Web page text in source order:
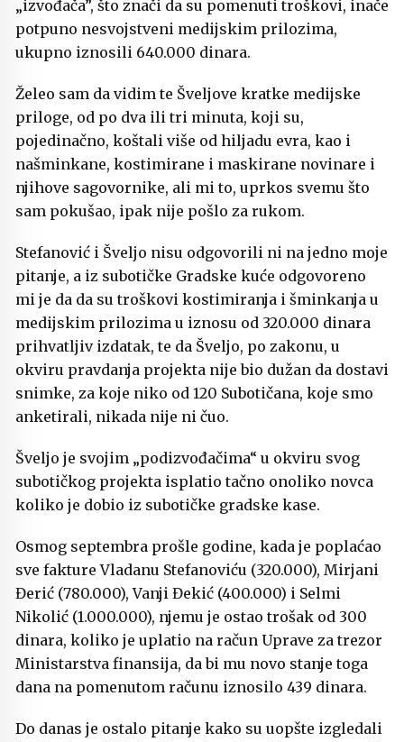
„izvođača”, što znači da su pomenuti troškovi, inače
potpuno nesvojstveni medijskim prilozima,
ukupno iznosili 640.000 dinara.
Želeo sam da vidim te Šveljove kratke medijske
priloge, od po dva ili tri minuta, koji su,
pojedinačno, koštali više od hiljadu evra, kao i
našminkane, kostimirane i maskirane novinare i
njihove sagovornike, ali mi to, uprkos svemu što
sam pokušao, ipak nije pošlo za rukom.
Stefanović i Šveljo nisu odgovorili ni na jedno moje
pitanje, a iz subotičke Gradske kuće odgovoreno
mi je da da su troškovi kostimiranja i šminkanja u
medijskim prilozima u iznosu od 320.000 dinara
prihvatljiv izdatak, te da Šveljo, po zakonu, u
okviru pravdanja projekta nije bio dužan da dostavi
snimke, za koje niko od 120 Subotičana, koje smo
anketirali, nikada nije ni čuo.
Šveljo je svojim „podizvođačima“ u okviru svog
subotičkog projekta isplatio tačno onoliko novca
koliko je dobio iz subotičke gradske kase.
Osmog septembra prošle godine, kada je poplaćao
sve fakture Vladanu Stefanoviću (320.000), Mirjani
Đerić (780.000), Vanji Đekić (400.000) i Selmi
Nikolić (1.000.000), njemu je ostao trošak od 300
dinara, koliko je uplatio na račun Uprave za trezor
Ministarstva finansija, da bi mu novo stanje toga
dana na pomenutom računu iznosilo 439 dinara.
Do danas je ostalo pitanje kako su uopšte izgledali